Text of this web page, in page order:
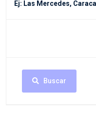
Buscar